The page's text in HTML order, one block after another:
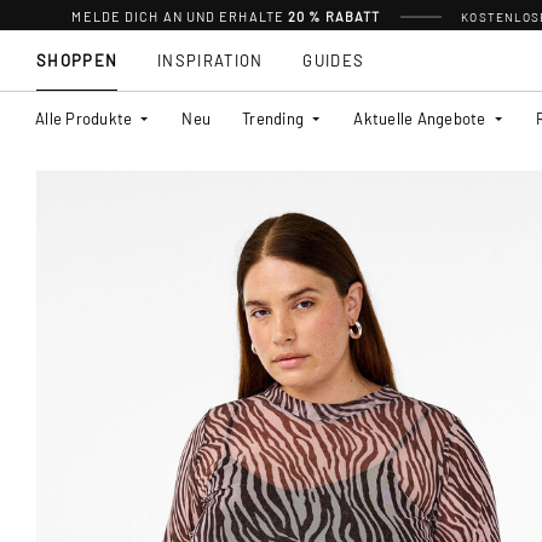
MELDE DICH AN UND ERHALTE20 % RABATT
SHOPPEN
Alle Produkte Neu Trending Aktuelle Angebote
INSPIRATION GUIDES